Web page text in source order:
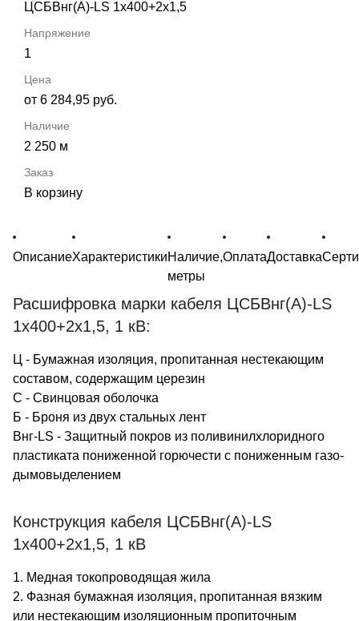
ЦСБВнг(А)-LS 1х400+2х1,5
1
от 6 284,95 руб.
2 250 м
В корзину
ОписаниеХарактеристикиНаличие,
метры
ОплатаДоставка
Расшифровка марки кабеля ЦСБВнг(А)-LS
1х400+2х1,5, 1 кВ:
Ц - Бумажная изоляция, пропитанная нестекающим
составом, содержащим церезин
С - Свинцовая оболочка
Б - Броня из двух стальных лент
Внг-LS - Защитный покров из поливинилхлоридного
пластиката пониженной горючести с пониженным газо-
дымовыделением
Конструкция кабеля ЦСБВнг(А)-LS
1х400+2х1,5, 1 кВ
1. Медная токопроводящая жила
2. Фазная бумажная изоляция, пропитанная вязким
или нестекающим изоляционным пропиточным